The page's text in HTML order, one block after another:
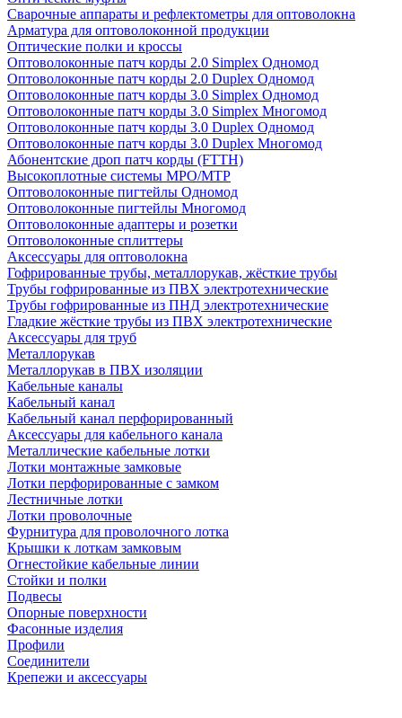
Сварочные аппараты и рефлектометры для оптоволокна
Арматура для оптоволоконной продукции
Оптические полки и кроссы
Оптоволоконные патч корды 2.0 Simplex Одномод
Оптоволоконные патч корды 2.0 Duplex Одномод
Оптоволоконные патч корды 3.0 Simplex Одномод
Оптоволоконные патч корды 3.0 Simplex Многомод
Оптоволоконные патч корды 3.0 Duplex Одномод
Оптоволоконные патч корды 3.0 Duplex Многомод
Абонентские дроп патч корды (FTTH)
Высокоплотные системы MPO/MTP
Оптоволоконные пигтейлы Одномод
Оптоволоконные пигтейлы Многомод
Оптоволоконные адаптеры и розетки
Оптоволоконные сплиттеры
Аксессуары для оптоволокна
Гофрированные трубы, металлорукав, жёсткие трубы
Трубы гофрированные из ПВХ электротехнические
Трубы гофрированные из ПНД электротехнические
Гладкие жёсткие трубы из ПВХ электротехнические
Аксессуары для труб
Металлорукав
Металлорукав в ПВХ изоляции
Кабельные каналы
Кабельный канал
Кабельный канал перфорированный
Аксессуары для кабельного канала
Металлические кабельные лотки
Лотки монтажные замковые
Лотки перфорированные с замком
Лестничные лотки
Лотки проволочные
Фурнитура для проволочного лотка
Крышки к лоткам замковым
Огнестойкие кабельные линии
Стойки и полки
Подвесы
Опорные поверхности
Фасонные изделия
Профили
Соединители
Крепежи и аксессуары